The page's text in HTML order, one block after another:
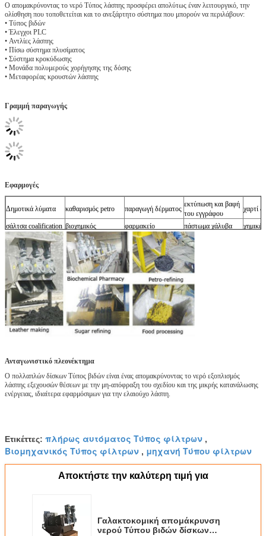
Ο απομακρύνοντας το νερό Τύπος λάσπης προσφέρει απολύτως έναν λειτουργικό, την
ολίσθηση που τοποθετείται και το ανεξάρτητο σύστημα που μπορούν να περιλάβουν:
• Τύπος βιδών
• Έλεγχοι PLC
• Αντλίες λάσπης
• Πίσω σύστημα πλυσίματος
• Σύστημα κροκύδωσης
• Μονάδα πολυμερούς χορήγησης της δόσης
• Μεταφορέας κρουστών λάσπης
Γραμμή παραγωγής
Εφαρμογές
Δημοτικά λύματα καθαρισμός petro παραγωγή δέρματος
εκτύπωση και βαφή
του εγγράφου
χαρτί
σάλτσα coalification βιοχημικός φαρμακείο πάστωμα χάλυβα
ζάχαρη
επεξεργασία
τροφίμων
τρόφιμα & ποτό μεταλλεία
Ανταγωνιστικό πλεονέκτημα
Ο πολλαπλών δίσκων Τύπος βιδών είναι ένας απομακρύνοντας το νερό εξοπλισμός
λάσπης εξεχουσών θέσεων με την μη-απόφραξη του σχεδίου και της μικρής κατανάλωσης
ενέργειας, ιδιαίτερα εφαρμόσιμων για την ελαιούχο λάσπη.
Ετικέττες: πλήρως αυτόματος Τύπος φίλτρων ,
Βιομηχανικός Τύπος φίλτρων , μηχανή Τύπου φίλτρων
Αποκτήστε την καλύτερη τιμή για
Γαλακτοκομική απομάκρυνση
νερού Τύπου βιδών δίσκων